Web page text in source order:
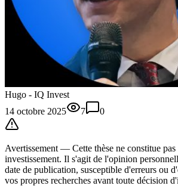
Hugo - IQ Invest
14 octobre 2025
7 0
Avertissement — Cette thèse ne constitue
investissement. Il s'agit de l'opinion
date de publication, susceptible d'erreurs ou
vos propres recherches avant toute décision